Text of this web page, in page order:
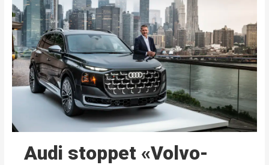
Audi stoppet «Volvo-